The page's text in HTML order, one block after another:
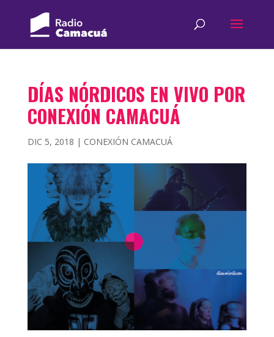
DÍAS NÓRDICOS EN VIVO POR
CONEXIÓN CAMACUÁ
DIC 5, 2018 | CONEXIÓN CAMACUÁ